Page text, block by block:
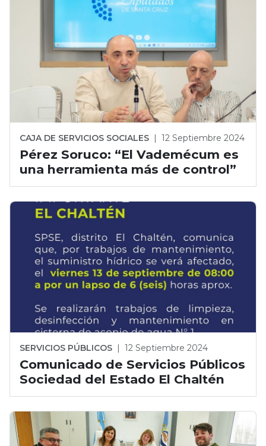
CAJA DE SERVICIOS SOCIALES | 12 Septiembre 2024
Pérez Soruco: “El Vademécum es
una herramienta más de control”
SERVICIOS PÚBLICOS | 12 Septiembre 2024
Comunicado de Servicios Públicos
Sociedad del Estado El Chaltén